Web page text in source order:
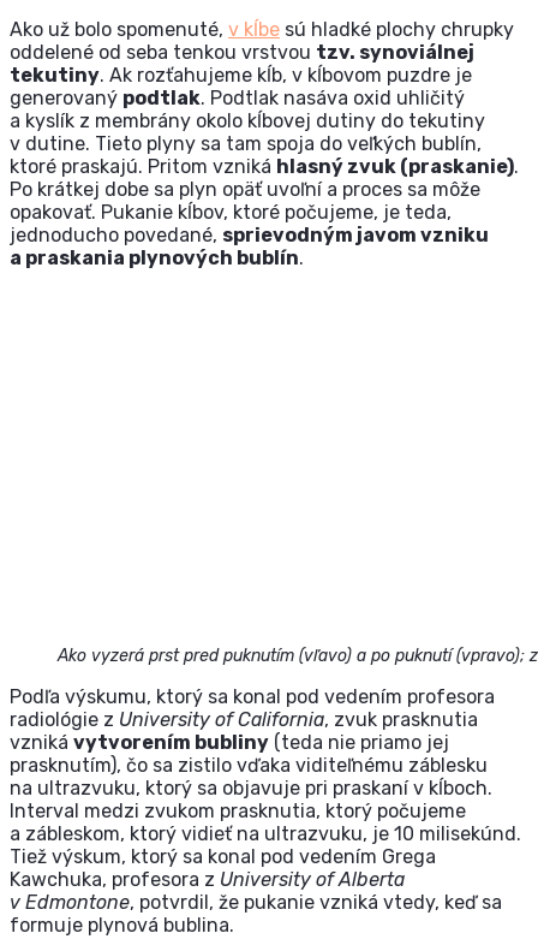
Ako už bolo spomenuté, v kĺbe sú hladké plochy chrupky
oddelené od seba tenkou vrstvou tzv. synoviálnej
tekutiny. Ak rozťahujeme kĺb, v kĺbovom puzdre je
generovaný podtlak. Podtlak nasáva oxid uhličitý
a kyslík z membrány okolo kĺbovej dutiny do tekutiny
v dutine. Tieto plyny sa tam spoja do veľkých bublín,
ktoré praskajú. Pritom vzniká hlasný zvuk (praskanie).
Po krátkej dobe sa plyn opäť uvoľní a proces sa môže
opakovať. Pukanie kĺbov, ktoré počujeme, je teda,
jednoducho povedané, sprievodným javom vzniku
a praskania plynových bublín.
Ako vyzerá prst pred puknutím (vľavo) a po puknutí (vpravo);
Podľa výskumu, ktorý sa konal pod vedením profesora
radiológie z University of California, zvuk prasknutia
vzniká vytvorením bubliny (teda nie priamo jej
prasknutím), čo sa zistilo vďaka viditeľnému záblesku
na ultrazvuku, ktorý sa objavuje pri praskaní v kĺboch.
Interval medzi zvukom prasknutia, ktorý počujeme
a zábleskom, ktorý vidieť na ultrazvuku, je 10 milisekúnd.
Tiež výskum, ktorý sa konal pod vedením Grega
Kawchuka, profesora z University of Alberta
v Edmontone, potvrdil, že pukanie vzniká vtedy, keď sa
formuje plynová bublina.